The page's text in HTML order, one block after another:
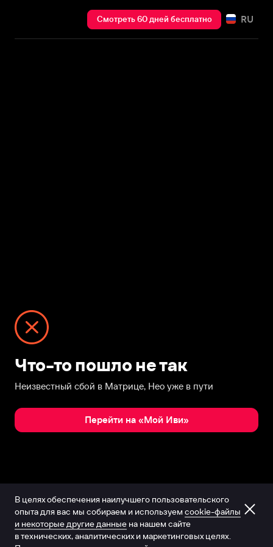
Смотреть 60 дней бесплатно RU
Что-то пошло не так
Неизвестный сбой в Матрице, Нео уже в пути
Перейти на «Мой Иви»
В целях обеспечения наилучшего пользовательского
опыта для вас мы собираем и используем cookie-файлы
и некоторые другие данные на нашем сайте
в технических, аналитических и маркетинговых целях.